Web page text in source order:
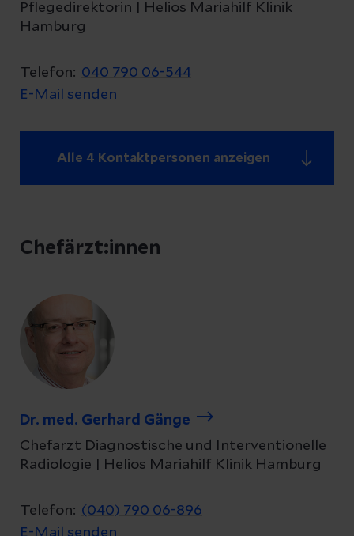
Pflegedirektorin | Helios Mariahilf Klinik
Hamburg
Telefon: 040 790 06-544
E-Mail senden
Alle 4 Kontaktpersonen anzeigen
Chefärzt:innen
Dr. med. Gerhard Gänge
Chefarzt Diagnostische und Interventionelle
Radiologie | Helios Mariahilf Klinik Hamburg
Telefon: (040) 790 06-896
E-Mail senden